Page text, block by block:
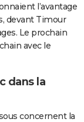
l’avantage
devant Timour
Le prochain
avec le
dans la
concernent la